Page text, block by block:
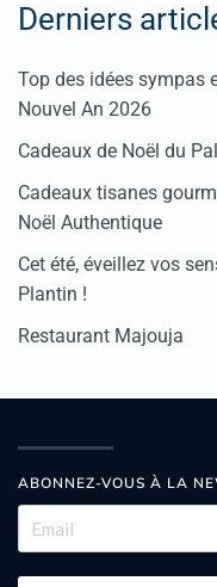
Derniers
Top des idées sympas
Nouvel An 2026
Cadeaux de Noël du
Cadeaux tisanes
Noël Authentique
Cet été, éveillez vos
Plantin !
Restaurant Majouja
ABONNEZ-VOUS À LA